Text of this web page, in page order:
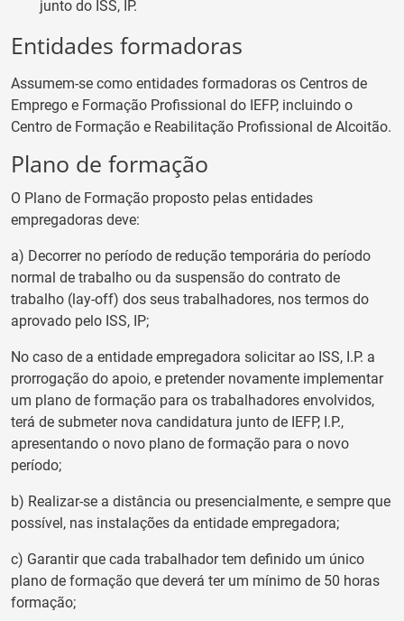
junto do ISS, IP.
Entidades formadoras
Assumem-se como entidades formadoras os Centros de
Emprego e Formação Profissional do IEFP, incluindo o
Centro de Formação e Reabilitação Profissional de Alcoitão.
Plano de formação
O Plano de Formação proposto pelas entidades
empregadoras deve:
a) Decorrer no período de redução temporária do período
normal de trabalho ou da suspensão do contrato de
trabalho (lay-off) dos seus trabalhadores, nos termos do
aprovado pelo ISS, IP;
No caso de a entidade empregadora solicitar ao ISS, I.P. a
prorrogação do apoio, e pretender novamente implementar
um plano de formação para os trabalhadores envolvidos,
terá de submeter nova candidatura junto de IEFP, I.P.,
apresentando o novo plano de formação para o novo
período;
b) Realizar-se a distância ou presencialmente, e sempre que
possível, nas instalações da entidade empregadora;
c) Garantir que cada trabalhador tem definido um único
plano de formação que deverá ter um mínimo de 50 horas
formação;